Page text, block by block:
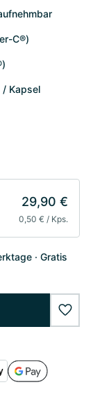
C®)
/ Kapsel
29,90 €
0,50 € / Kps.
Gratis